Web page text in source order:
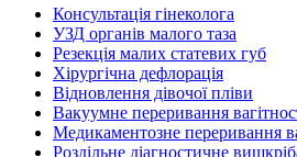
Консультація гінеколога
УЗД органів малого таза
Резекція малих статевих губ
Хірургічна дефлорація
Відновлення дівочої пліви
Вакуумне переривання
Медикаментозне переривання
Роздільне діагностичне